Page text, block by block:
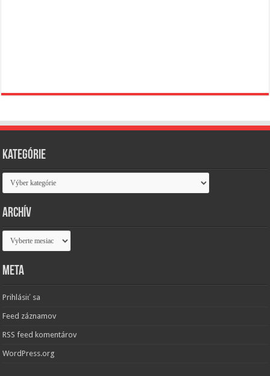
Kategórie
Kategórie
Archív
Archív
Meta
Prihlásiť sa
Feed záznamov
RSS feed komentárov
WordPress.org